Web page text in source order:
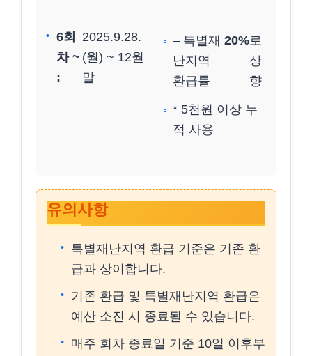
6회
차 ~
:
2025.9.28.
(월) ~ 12월
말
– 특별재
난지역
환급률
20%로
상
향
* 5천원 이상 누
적 사용
유의사항
특별재난지역 환급 기준은 기존 환
급과 상이합니다.
기존 환급 및 특별재난지역 환급은
예산 소진 시 종료될 수 있습니다.
매주 회차 종료일 기준 10일 이후부